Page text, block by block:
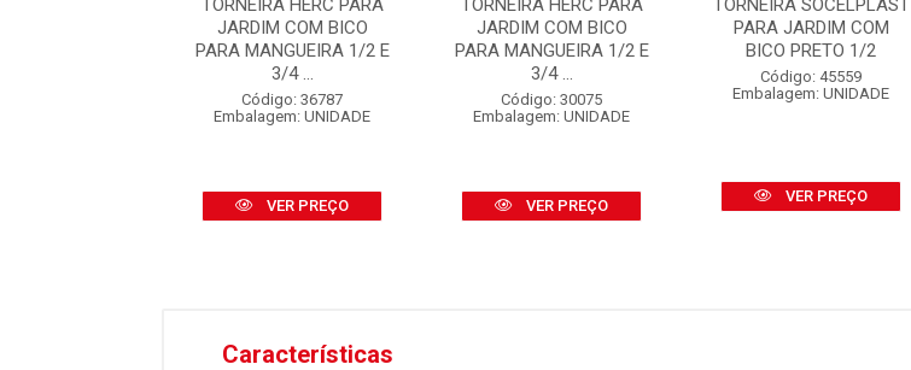
TORNEIRA HERC PARA
JARDIM COM BICO
PARA MANGUEIRA 1/2 E
3/4 ...
Código: 36787
Embalagem: UNIDADE
VER PREÇO
TORNEIRA HERC PARA
JARDIM COM BICO
PARA MANGUEIRA 1/2 E
3/4 ...
Código: 30075
Embalagem: UNIDADE
VER PREÇO
TORNEIRA SOCELPLAST
PARA JARDIM COM
BICO PRETO 1/2
Código: 45559
Embalagem: UNIDADE
VER PREÇO
Características